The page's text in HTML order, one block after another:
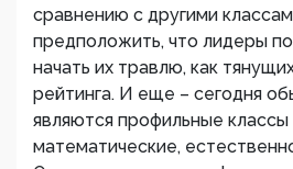
сравнению с другими
предположить, что лидеры
начать их травлю, как
рейтинга. И еще – сегодня
являются профильные классы
математические,